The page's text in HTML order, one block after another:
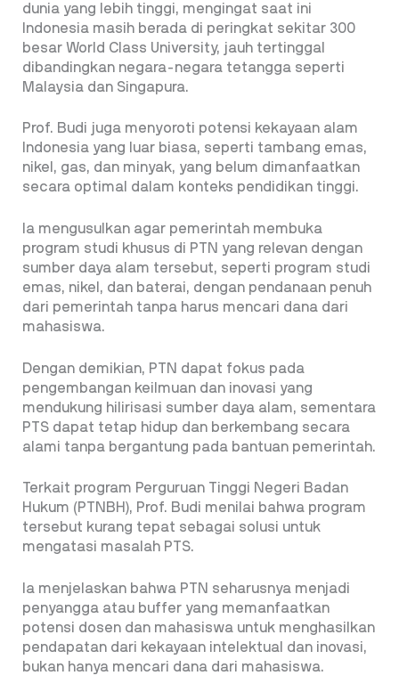
dunia yang lebih tinggi, mengingat saat ini
Indonesia masih berada di peringkat sekitar 300
besar World Class University, jauh tertinggal
dibandingkan negara-negara tetangga seperti
Malaysia dan Singapura.
Prof. Budi juga menyoroti potensi kekayaan alam
Indonesia yang luar biasa, seperti tambang emas,
nikel, gas, dan minyak, yang belum dimanfaatkan
secara optimal dalam konteks pendidikan tinggi.
Ia mengusulkan agar pemerintah membuka
program studi khusus di PTN yang relevan dengan
sumber daya alam tersebut, seperti program studi
emas, nikel, dan baterai, dengan pendanaan penuh
dari pemerintah tanpa harus mencari dana dari
mahasiswa.
Dengan demikian, PTN dapat fokus pada
pengembangan keilmuan dan inovasi yang
mendukung hilirisasi sumber daya alam, sementara
PTS dapat tetap hidup dan berkembang secara
alami tanpa bergantung pada bantuan pemerintah.
Terkait program Perguruan Tinggi Negeri Badan
Hukum (PTNBH), Prof. Budi menilai bahwa program
tersebut kurang tepat sebagai solusi untuk
mengatasi masalah PTS.
Ia menjelaskan bahwa PTN seharusnya menjadi
penyangga atau buffer yang memanfaatkan
potensi dosen dan mahasiswa untuk menghasilkan
pendapatan dari kekayaan intelektual dan inovasi,
bukan hanya mencari dana dari mahasiswa.